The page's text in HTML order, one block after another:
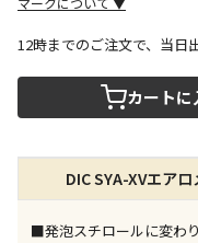
宅配や店舗受
店舗のみで受
できません）
※同時購入の
す
12時までのご注文で、当日
カートに
DIC SYA-XVエア
■発泡スチロールに変わ